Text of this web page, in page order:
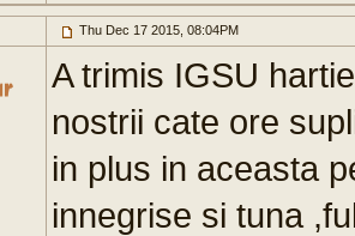
Thu Dec 17 2015, 08:04PM
A trimis IGSU
nostrii cate ore
in plus in aceasta
innegrise si tuna